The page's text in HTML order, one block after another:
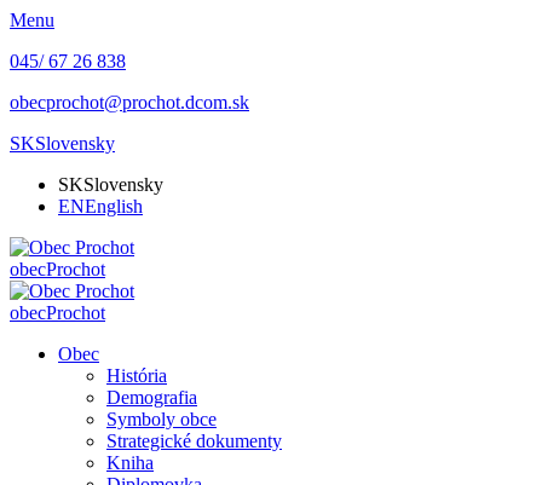
Menu
045/ 67 26 838
obecprochot@prochot.dcom.sk
SKSlovensky
SKSlovensky
ENEnglish
obecProchot
obecProchot
Obec
História
Demografia
Symboly obce
Strategické dokumenty
Kniha